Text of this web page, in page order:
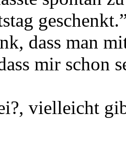
dass man
mir schon
vielleicht